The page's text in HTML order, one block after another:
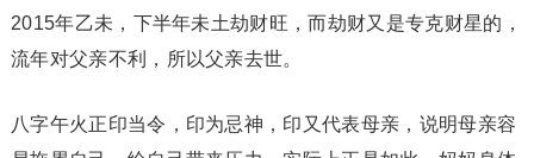
2015年乙未，下半年未土劫财旺，而劫财又是专克财星的，
流年对父亲不利，所以父亲去世。
八字午火正印当令，印为忌神，印又代表母亲，说明母亲容